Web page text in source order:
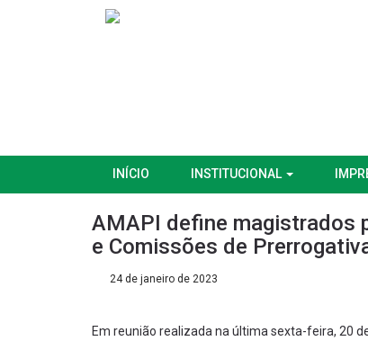
INÍCIO INSTITUCIONAL
AMAPI define magistrados
e Comissões de
24 de janeiro de 2023
Em reunião realizada na última sexta-feira, 20